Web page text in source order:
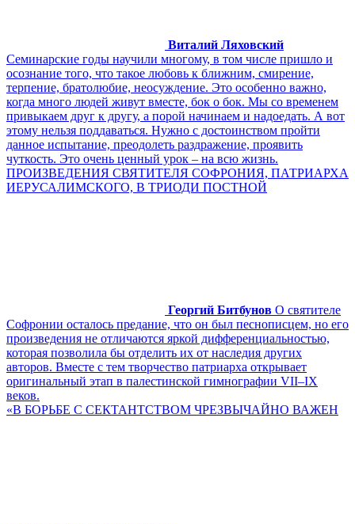
Виталий Ляховский
Семинарские годы научили многому, в том числе пришло и
осознание того, что такое любовь к ближним, смирение,
терпение, братолюбие, неосуждение. Это особенно важно,
когда много людей живут вместе, бок о бок. Мы со временем
привыкаем друг к другу, а порой начинаем и надоедать. А вот
этому нельзя поддаваться. Нужно с достоинством пройти
данное испытание, преодолеть раздражение, проявить
чуткость. Это очень ценный урок – на всю жизнь.
ПРОИЗВЕДЕНИЯ СВЯТИТЕЛЯ СОФРОНИЯ, ПАТРИАРХА
ИЕРУСАЛИМСКОГО, В ТРИОДИ ПОСТНОЙ
Георгий Битбунов О святителе
Софронии осталось предание, что он был песнописцем, но его
произведения не отличаются яркой дифференциальностью,
которая позволила бы отделить их от наследия других
авторов. Вместе с тем творчество патриарха открывает
оригинальный этап в палестинской гимнографии VII–IX
веков.
«В БОРЬБЕ С СЕКТАНТСТВОМ ЧРЕЗВЫЧАЙНО ВАЖЕН